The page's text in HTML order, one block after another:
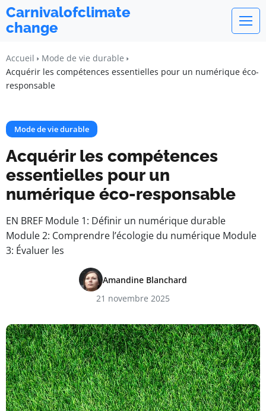
Carnivalofclimate
change
Accueil
Mode de vie durable
Acquérir les compétences essentielles pour un numérique éco-
responsable
Mode de vie durable
Acquérir les compétences
essentielles pour un
numérique éco-responsable
EN BREF Module 1: Définir un numérique durable
Module 2: Comprendre l’écologie du numérique Module
3: Évaluer les
Amandine Blanchard
21 novembre 2025